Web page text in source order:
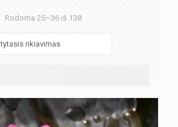
Rodoma 25–36 iš 138